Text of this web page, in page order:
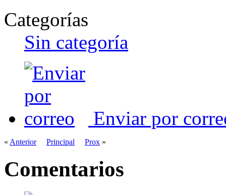
Categorías
Sin categoría
Enviar por
« Anterior Principal Prox »
Comentarios